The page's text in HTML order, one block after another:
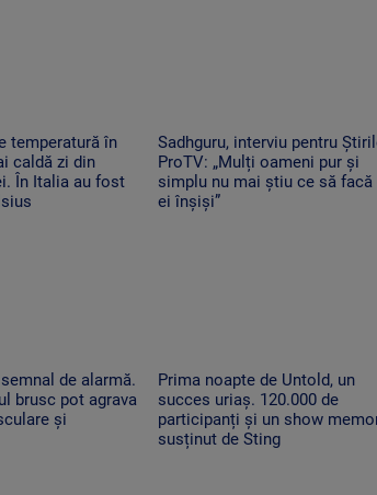
temperatură în
caldă zi din
În Italia au fost
Sadhguru, interviu pentru
ProTV: „Mulți oameni pur și
simplu nu mai știu ce să facă
ei înșiși”
de alarmă.
brusc pot agrava
și
Prima noapte de Untold, un
succes uriaș. 120.000 de
participanți și un show
susținut de Sting